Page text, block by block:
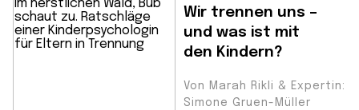
Wir trennen uns –
und was ist mit
den Kindern?
Von Marah Rikli & Expertin:
Simone Gruen-Müller